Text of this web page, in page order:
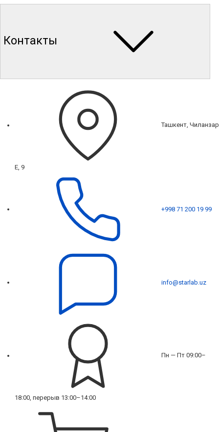
Контакты
Ташкент, Чиланзар
Е, 9
+998 71 200 19 99
info@starlab.uz
Пн — Пт 09:00–
18:00, перерыв 13:00–14:00